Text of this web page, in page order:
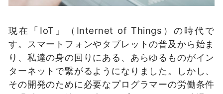
現在「IoT」（Internet of Things）の時代で
す。スマートフォンやタブレットの普及から始ま
り、私達の身の回りにある、あらゆるものがイン
ターネットで繋がるようになりました。しかし、
その開発のために必要なプログラマーの労働条件